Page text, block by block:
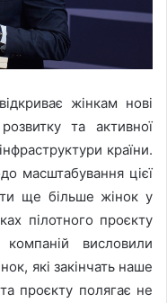
жінкам нові
та активної
країни.
масштабування цієї
ще більше жінок у
пілотного проєкту
висловили
які закінчать наше
проєкту полягає не